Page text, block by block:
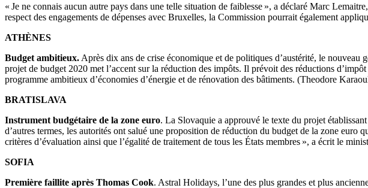
« Je ne connais aucun autre pays dans une telle situation de faiblesse », a déclaré Marc
respect des engagements de dépenses avec Bruxelles, la Commission pourrait également
ATHÈNES
Budget ambitieux. Après dix ans de crise économique et de politiques d’austérité, le
projet de budget 2020 met l’accent sur la réduction des impôts. Il prévoit des réductions
programme ambitieux d’économies d’énergie et de rénovation des bâtiments. (Theodore
BRATISLAVA
Instrument budgétaire de la zone euro. La Slovaquie a approuvé le texte du projet
d’autres termes, les autorités ont salué une proposition de réduction du budget de la zone
critères d’évaluation ainsi que l’égalité de traitement de tous les États membres », a écrit le
SOFIA
Première faillite après Thomas Cook. Astral Holidays, l’une des plus grandes et plus